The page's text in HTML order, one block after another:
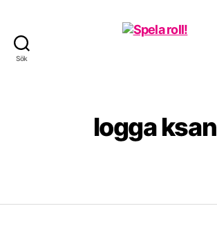
Sök
logga ksan